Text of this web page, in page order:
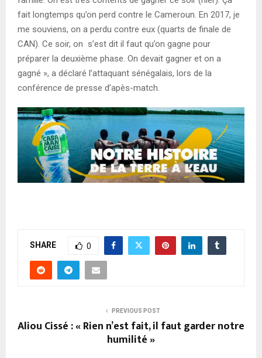
fait longtemps qu’on perd contre le Cameroun. En 2017, je
me souviens, on a perdu contre eux (quarts de finale de
CAN). Ce soir, on s’est dit il faut qu’on gagne pour
préparer la deuxième phase. On devait gagner et on a
gagné », a déclaré l’attaquant sénégalais, lors de la
conférence de presse d’apès-match.
SHARE 0
PREVIOUS POST
Aliou Cissé : « Rien n’est fait, il faut garder notre
humilité »